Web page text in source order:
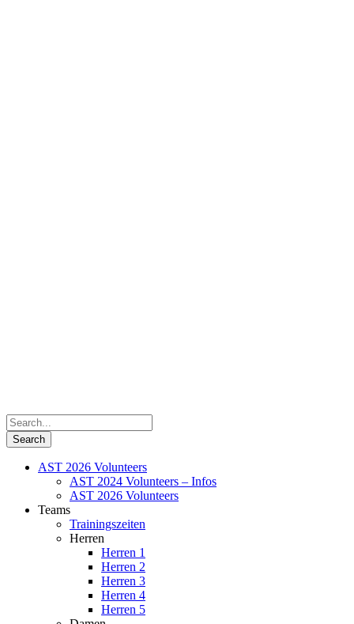
AST 2026 Volunteers
AST 2024 Volunteers – Infos
AST 2026 Volunteers
Teams
Trainingszeiten
Herren
Herren 1
Herren 2
Herren 3
Herren 4
Herren 5